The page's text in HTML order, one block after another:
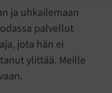
ja uhkailemaan
palvellut
jota hän ei
ylittää. Meille